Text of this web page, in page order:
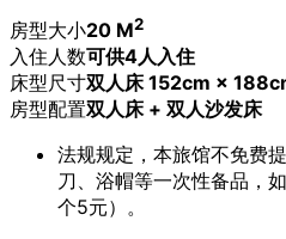
房型大小20 M2
入住人数可供4人入住
床型尺寸双人床 152cm ×
房型配置双人床 + 双人沙发床
法规规定，本旅馆不免费
刀、浴帽等一次性备品，
个5元）。